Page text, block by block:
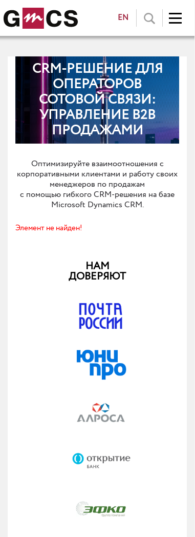
EN
CRM-РЕШЕНИЕ ДЛЯ
ОПЕРАТОРОВ
СОТОВОЙ СВЯЗИ:
УПРАВЛЕНИЕ B2B
ПРОДАЖАМИ
Оптимизируйте взаимоотношения с
корпоративными клиентами и работу своих
менеджеров по продажам
с помощью гибкого CRM-решения на базе
Microsoft Dynamics CRM.
Элемент не найден!
НАМ
ДОВЕРЯЮТ